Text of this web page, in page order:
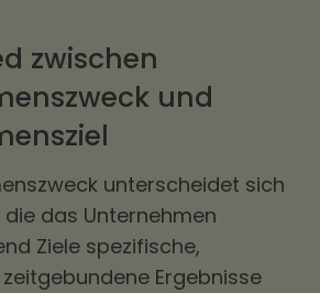
zwischen
und
unterscheidet sich
die das Unternehmen
Ziele spezifische,
Ergebnisse